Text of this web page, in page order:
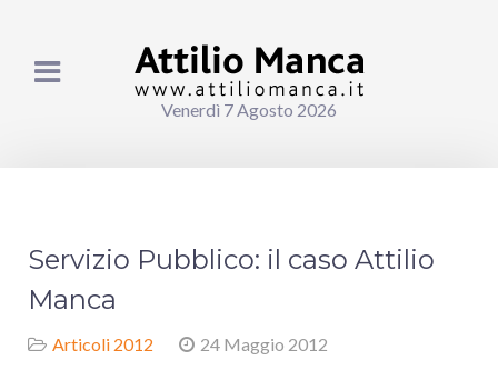
Venerdì 7 Agosto 2026
Servizio Pubblico: il caso Attilio
Manca
Articoli 2012 24 Maggio 2012